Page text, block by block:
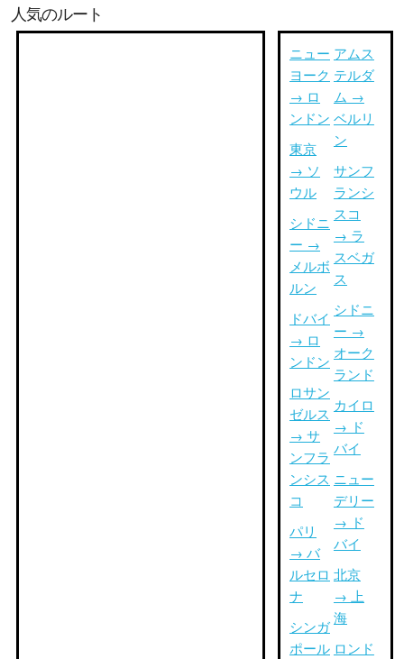
人気のルート
ニュー
ヨーク
→ ロ
ンドン
東京
→ ソ
ウル
シドニ
ー →
メルボ
ルン
ドバイ
→ ロ
ンドン
ロサン
ゼルス
→ サ
ンフラ
ンシス
コ
パリ
→ バ
ルセロ
ナ
シンガ
ポール
アムス
テルダ
ム →
ベルリ
ン
サンフ
ランシ
スコ
→ ラ
スベガ
ス
シドニ
ー →
オーク
ランド
カイロ
→ ド
バイ
ニュー
デリー
→ ド
バイ
北京
→ 上
海
ロンド